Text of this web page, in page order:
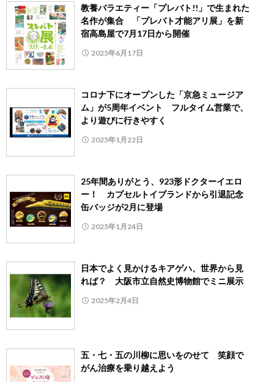
教養バラエティー「プレバト!!」で生まれた
名作が集合 「プレバト才能アリ展」を新
宿高島屋で7月17日から開催
2025年6月17日
コロナ下にオープンした「京急ミュージア
ム」が5周年イベント フルタイム営業で、
より遊びに行きやすく
2025年1月22日
25年間ありがとう、923形ドクターイエロ
ー！ カプセルトイブランドから引退記念
缶バッジが2月に登場
2025年1月24日
日本でよく見かけるキアゲハ、世界から見
れば？ 大阪市立自然史博物館でミニ展示
2025年2月4日
五・七・五の川柳に思いをのせて 笑顔で
がん治療を乗り越えよう